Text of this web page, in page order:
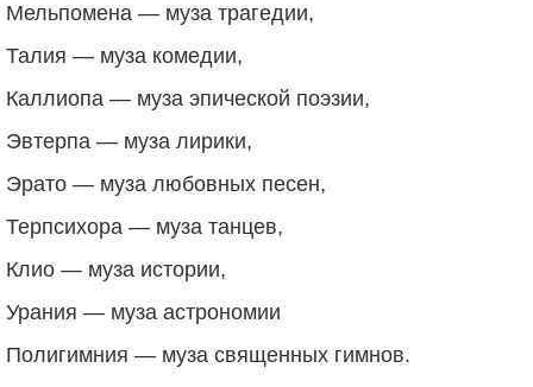
Мельпомена — муза трагедии,
Талия — муза комедии,
Каллиопа — муза эпической поэзии,
Эвтерпа — муза лирики,
Эрато — муза любовных песен,
Терпсихора — муза танцев,
Клио — муза истории,
Урания — муза астрономии
Полигимния — муза священных гимнов.